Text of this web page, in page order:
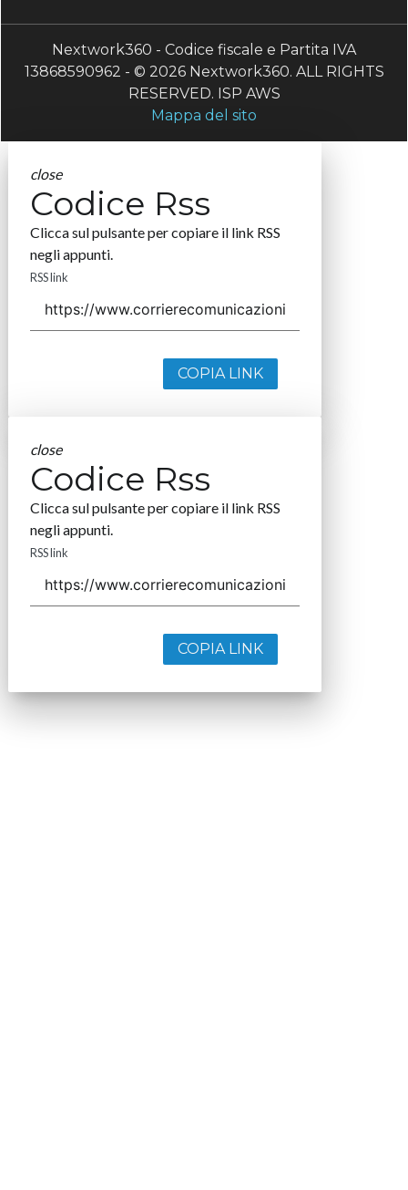
Nextwork360 - Codice fiscale e Partita IVA
13868590962 - © 2026 Nextwork360. ALL RIGHTS
RESERVED. ISP AWS
Mappa del sito
close
Codice Rss
Clicca sul pulsante per copiare il link RSS
negli appunti.
RSS link
COPIA LINK
close
Codice Rss
Clicca sul pulsante per copiare il link RSS
negli appunti.
RSS link
COPIA LINK